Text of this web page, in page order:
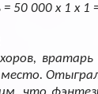
50 000 x 1 x 1
вратарь